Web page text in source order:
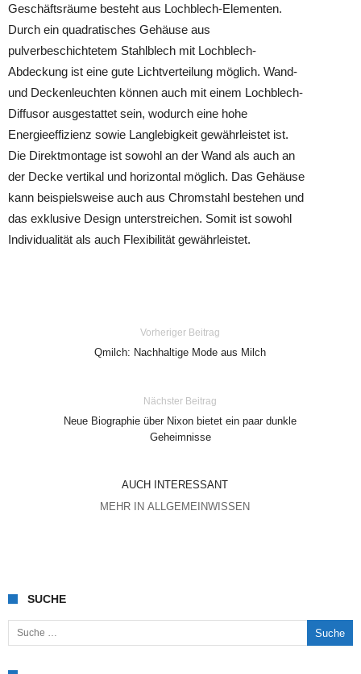
Geschäftsräume besteht aus Lochblech-Elementen.
Durch ein quadratisches Gehäuse aus
pulverbeschichtetem Stahlblech mit Lochblech-
Abdeckung ist eine gute Lichtverteilung möglich. Wand-
und Deckenleuchten können auch mit einem Lochblech-
Diffusor ausgestattet sein, wodurch eine hohe
Energieeffizienz sowie Langlebigkeit gewährleistet ist.
Die Direktmontage ist sowohl an der Wand als auch an
der Decke vertikal und horizontal möglich. Das Gehäuse
kann beispielsweise auch aus Chromstahl bestehen und
das exklusive Design unterstreichen. Somit ist sowohl
Individualität als auch Flexibilität gewährleistet.
Vorheriger Beitrag
Qmilch: Nachhaltige Mode aus Milch
Nächster Beitrag
Neue Biographie über Nixon bietet ein paar dunkle
Geheimnisse
AUCH INTERESSANT
MEHR IN ALLGEMEINWISSEN
SUCHE
Suche nach: